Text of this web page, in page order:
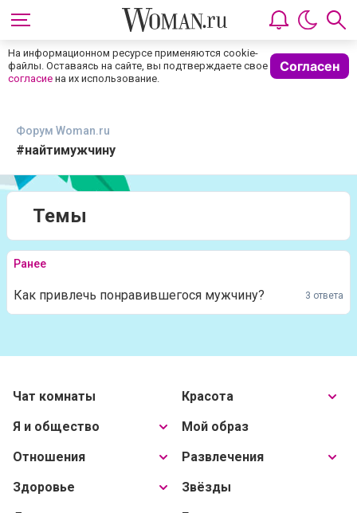
На информационном ресурсе применяются cookie-
файлы. Оставаясь на сайте, вы подтверждаете свое
согласие на их использование.
Согласен
Форум Woman.ru
#найтимужчину
Темы
Ранее
Как привлечь понравившегося мужчину? 3 ответа
Чат комнаты
Я и общество
Отношения
Здоровье
Красота
Мой образ
Развлечения
Звёзды